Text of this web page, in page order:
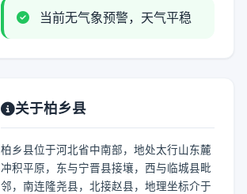
当前无气象预警，天气平稳
关于柏乡县
柏乡县位于河北省中南部，地处太行山东麓
冲积平原，东与宁晋县接壤，西与临城县毗
邻，南连隆尧县，北接赵县，地理坐标介于